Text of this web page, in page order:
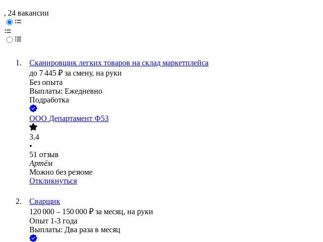
, 24 вакансии
Сканировщик легких товаров на склад маркетплейса
до 7 445 ₽ за смену, на руки
Без опыта
Выплаты: Ежедневно
Подработка
ООО Департамент Ф53
3.4
•
51 отзыв
Артём
Можно без резюме
Откликнуться
Сварщик
120 000 – 150 000 ₽ за месяц, на руки
Опыт 1-3 года
Выплаты: Два раза в месяц